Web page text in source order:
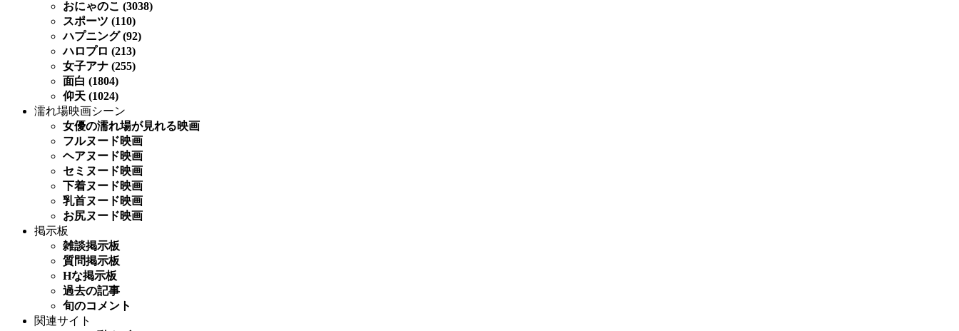
おにゃのこ (3038)
スポーツ (110)
ハプニング (92)
ハロプロ (213)
女子アナ (255)
面白 (1804)
仰天 (1024)
濡れ場映画シーン
女優の濡れ場が見れる映画
フルヌード映画
ヘアヌード映画
セミヌード映画
下着ヌード映画
乳首ヌード映画
お尻ヌード映画
掲示板
雑談掲示板
質問掲示板
Hな掲示板
過去の記事
旬のコメント
関連サイト